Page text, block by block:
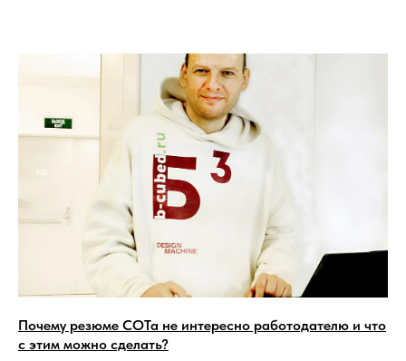
Почему резюме СОТа не интересно работодателю и что
с этим можно сделать?